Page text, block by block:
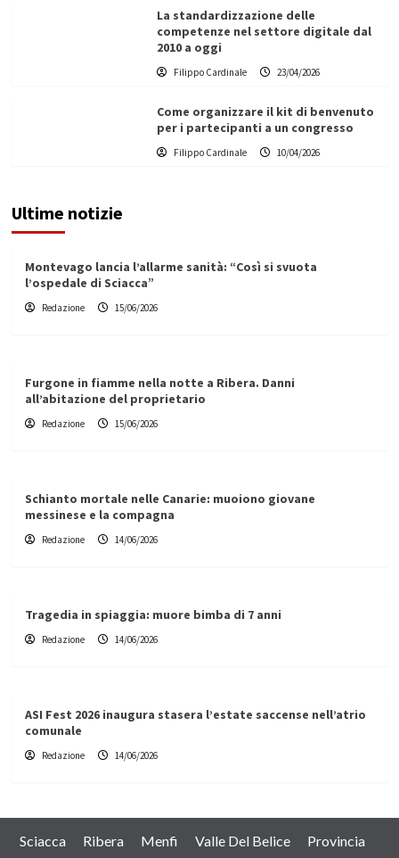
La standardizzazione delle
competenze nel settore digitale dal
2010 a oggi
Filippo Cardinale 23/04/2026
Come organizzare il kit di benvenuto
per i partecipanti a un congresso
Filippo Cardinale 10/04/2026
Ultime notizie
Montevago lancia l’allarme sanità: “Così si svuota
l’ospedale di Sciacca”
Redazione 15/06/2026
Furgone in fiamme nella notte a Ribera. Danni
all’abitazione del proprietario
Redazione 15/06/2026
Schianto mortale nelle Canarie: muoiono giovane
messinese e la compagna
Redazione 14/06/2026
Tragedia in spiaggia: muore bimba di 7 anni
Redazione 14/06/2026
ASI Fest 2026 inaugura stasera l’estate saccense nell’atrio
comunale
Redazione 14/06/2026
Sciacca Ribera Menfi Valle Del Belice
Provincia